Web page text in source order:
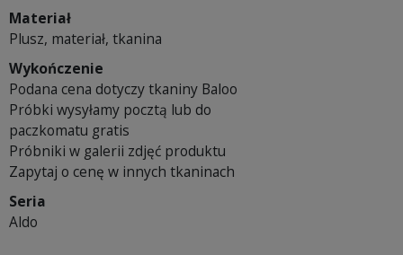
Materiał
Plusz, materiał, tkanina
Wykończenie
Podana cena dotyczy tkaniny Baloo
Próbki wysyłamy pocztą lub do
paczkomatu gratis
Próbniki w galerii zdjęć produktu
Zapytaj o cenę w innych tkaninach
Seria
Aldo